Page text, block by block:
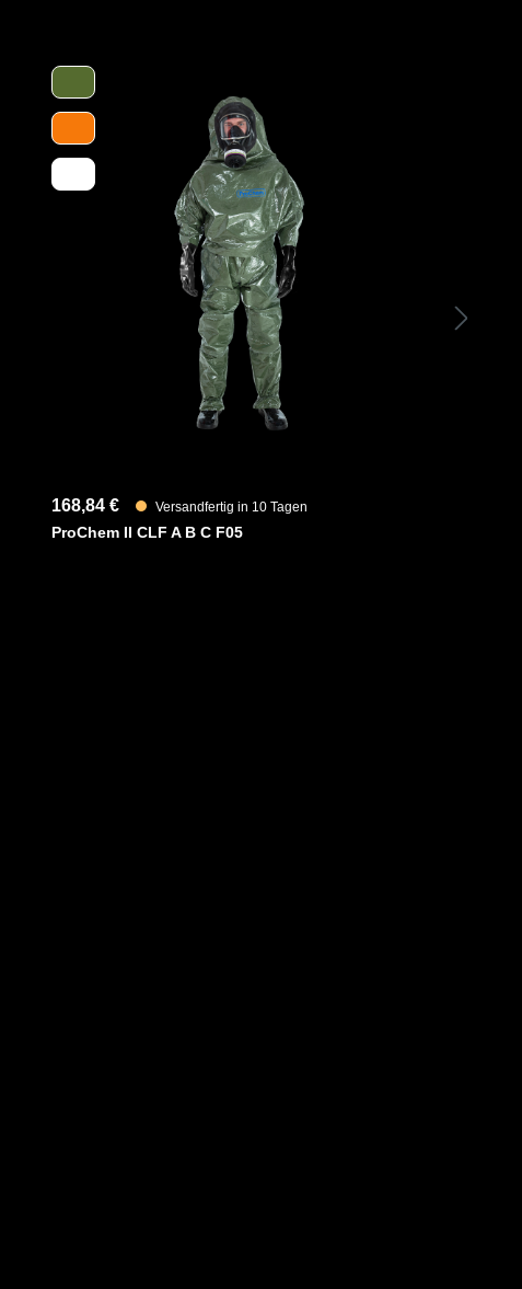
- Weiter Schaft aus kältestabilisiertem Polyflex-
PU-Compound-Synthesekunststoff
- Spezialnitril-Absatzsohle mit
Compoundzwischensohle
- Flexible Stahlzwischensohle
- Trittfeste Fersenleiste
- 200 Joule-Stahlkappe
- Verstärkter Rist- und Knöchelschutz
- 38 cm hoher Schaft, kürzbar auf 30 cm
- Nicht saugendes nahtlos verarbeitetes
Polyester-Innengewebe
- Feuchtigkeits- und temperaturausgleichende
Nadelvlies-Innensohle
- Stiefel sind bei max. + 40° C in der
Waschmaschine hygienisch bei Einstellung
Schonwäsche waschbar
- CE Kat. III, EN ISO 20345-S 5 P, CI, HRO,
SRC, FO, E, A, NFPA 1991
168,84 € Versandfertig in 10 Tagen
ProChem II CLF A B C F05